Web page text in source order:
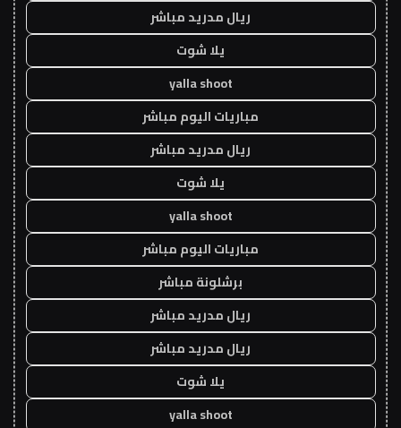
ريال مدريد مباشر
يلا شوت
yalla shoot
مباريات اليوم مباشر
ريال مدريد مباشر
يلا شوت
yalla shoot
مباريات اليوم مباشر
برشلونة مباشر
ريال مدريد مباشر
ريال مدريد مباشر
يلا شوت
yalla shoot